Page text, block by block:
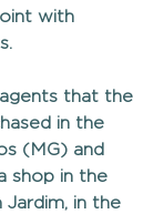
with
that the
in the
(MG) and
shop in the
in the